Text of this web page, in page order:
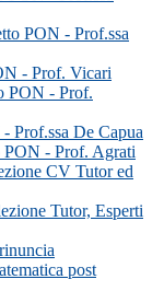
PON - Prof.ssa
- Prof. Vicari
PON - Prof.
Prof.ssa De Capua
PON - Prof. Agrati
CV Tutor ed
Tutor, Esperti
post